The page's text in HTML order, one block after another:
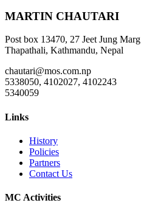
MARTIN CHAUTARI
Post box 13470, 27 Jeet Jung Marg
Thapathali, Kathmandu, Nepal
chautari@mos.com.np
5338050, 4102027, 4102243
5340059
Links
History
Policies
Partners
Contact Us
MC Activities